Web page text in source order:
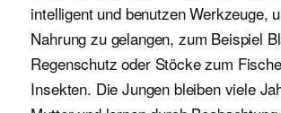
intelligent und benutzen Werkzeuge,
Nahrung zu gelangen, zum Beispiel
Regenschutz oder Stöcke zum
Insekten. Die Jungen bleiben viele